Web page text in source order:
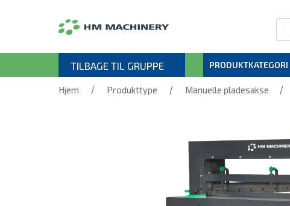
TILBAGE TIL GRUPPE PRODUKTKATEGORI
Hjem / Produkttype / Manuelle pladesakse /